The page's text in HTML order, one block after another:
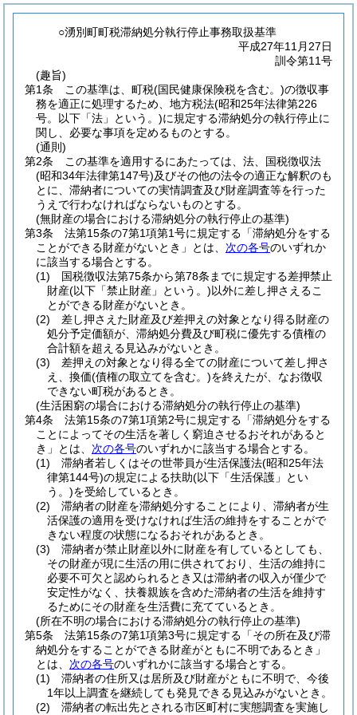
○湧別町町税滞納処分執行停止事務取扱基準
平成27年11月27日
訓令第11号
(趣旨)
第1条
この基準は、町税(国民健康保険税を含む。)の徴収事
務を適正に処理するため、地方税法(昭和25年法律第226
号。以下「法」という。)に規定する滞納処分の執行停止に
関し、必要な事項を定めるものとする。
(通則)
第2条
この基準を適用するにあたっては、法、国税徴収法
(昭和34年法律第147号)及びその他の法令の適正な解釈のも
とに、滞納者についての実情調査及び財産調査等を行った
うえで行わなければならないものとする。
(無財産の場合における滞納処分の執行停止の基準)
第3条
法第15条の7第1項第1号に規定する「滞納処分をする
ことができる財産がないとき」とは、 次の各号のいずれか
に該当する場合とする。
(1)
国税徴収法第75条から第78条までに規定する差押禁止
財産(以下「禁止財産」という。)以外に差し押さえるこ
とができる財産がないとき。
(2)
差し押さえた財産及び差押えの対象となり得る財産の
処分予定価額が、滞納処分費及び町税に優先する債権の
合計額を超える見込みがないとき。
(3)
差押えの対象となり得る全ての財産について差し押さ
え、換価(債権の取立てを含む。)を終えたが、なお徴収
できない町税があるとき。
(生活困窮の場合における滞納処分の執行停止の基準)
第4条
法第15条の7第1項第2号に規定する「滞納処分をする
ことによってその生活を著しく窮迫させるおそれがあると
き」とは、 次の各号のいずれかに該当する場合とする。
(1)
滞納者若しくはその世帯員が生活保護法(昭和25年法
律第144号)の規定による扶助(以下「生活保護」とい
う。)を受給しているとき。
(2)
滞納者の財産を滞納処分することにより、滞納者が生
活保護の適用を受けなければ生活の維持をすることがで
きない程度の状態になるおそれがあるとき。
(3)
滞納者が禁止財産以外に財産を有しているとしても、
その財産が現に生活の用に供されており、生活の維持に
必要不可欠と認められるとき又は滞納者の収入が僅少で
安定性がなく、扶養親族を含めた滞納者の生活を維持す
るためにその財産を生活費に充てているとき。
(所在不明の場合における滞納処分の執行停止の基準)
第5条
法第15条の7第1項第3号に規定する「その所在及び滞
納処分をすることができる財産がともに不明であるとき」
とは、 次の各号のいずれかに該当する場合とする。
(1)
滞納者の住所又は居所及び財産がともに不明で、今後
1年以上調査を継続しても発見できる見込みがないとき。
(2)
滞納者の転出先とされる市区町村に実態調査を実施し